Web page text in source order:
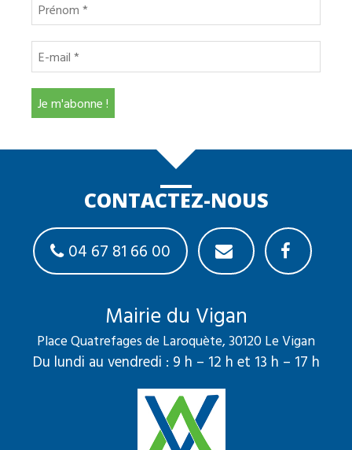
CONTACTEZ-NOUS
04 67 81 66 00
Mairie du Vigan
Place Quatrefages de Laroquète, 30120 Le Vigan
Du lundi au vendredi : 9 h – 12 h et 13 h – 17 h